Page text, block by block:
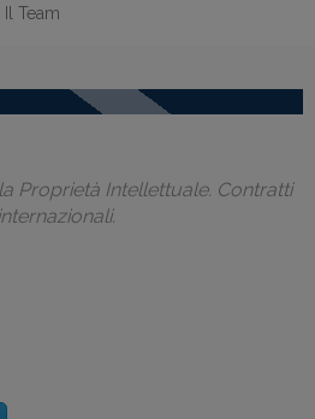
Il Team
Proprietà Intellettuale. Contratti